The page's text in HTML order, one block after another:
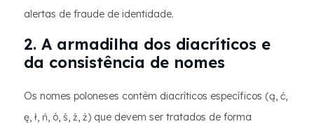
alertas de fraude de identidade.
2. A armadilha dos diacríticos e
da consistência de nomes
Os nomes poloneses contêm diacríticos específicos (ą, ć,
ę, ł, ń, ó, ś, ź, ż) que devem ser tratados de forma